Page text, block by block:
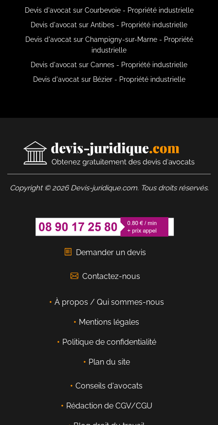
Devis d'avocat sur Courbevoie - Propriété industrielle
Devis d'avocat sur Antibes - Propriété industrielle
Devis d'avocat sur Champigny-sur-Marne - Propriété
industrielle
Devis d'avocat sur Cannes - Propriété industrielle
Devis d'avocat sur Bézier - Propriété industrielle
Copyright © 2026 Devis-juridique.com. Tous droits réservés.
Demander un devis
Contactez-nous
À propos / Qui sommes-nous
Mentions légales
Politique de confidentialité
Plan du site
Conseils d'avocats
Rédaction de CGV/CGU